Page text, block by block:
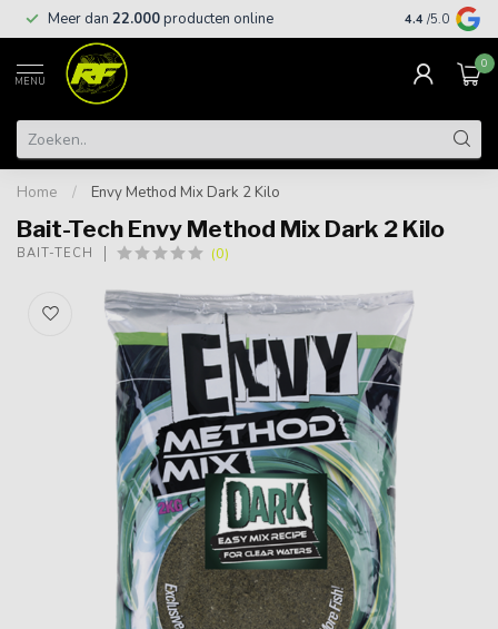
Meer dan 22.000producten online Gratis
4.4 /5.0
MENU
0
Home / Envy Method Mix Dark 2 Kilo
Bait-Tech Envy Method Mix Dark 2 Kilo
BAIT-TECH (0)